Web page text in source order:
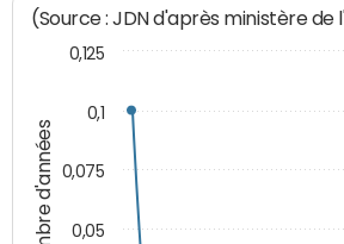
Nombre d'années
(Source : JDN d'après ministère de
0,05
0,075
0,1
0,125